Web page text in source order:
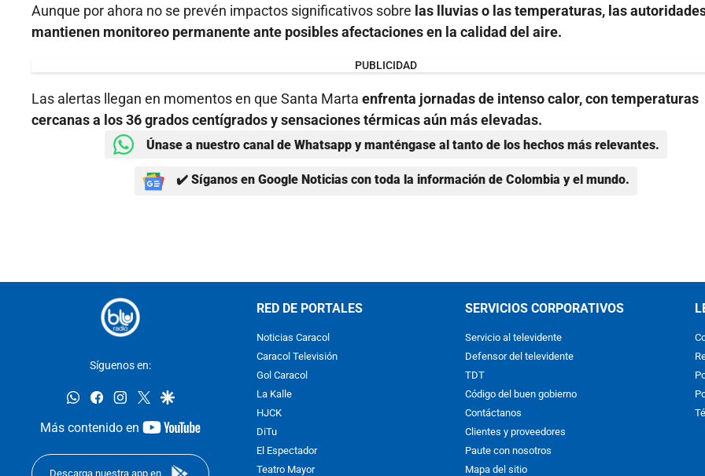
Aunque por ahora no se prevén impactos significativos sobre las lluvias o las temperaturas, las
mantienen monitoreo permanente ante posibles afectaciones en la calidad del aire.
PUBLICIDAD
Las alertas llegan en momentos en que Santa Marta enfrenta jornadas de intenso calor, con temperaturas
cercanas a los 36 grados centígrados y sensaciones térmicas aún más elevadas.
Únase a nuestro canal de Whatsapp y manténgase al tanto de los hechos más relevantes.
✔️ Síganos en Google Noticias con toda la información de Colombia y el mundo.
Síguenos en:
whatsappfacebookinstagram
twittergoogle
Más contenido en
youtube-
Descarga nuestra app en
RED DE PORTALES
Noticias Caracol
Caracol Televisión
Gol Caracol
La Kalle
HJCK
DiTu
El Espectador
Teatro Mayor
SERVICIOS CORPORATIVOS
Servicio al televidente
Defensor del televidente
TDT
Código del buen gobierno
Contáctanos
Clientes y proveedores
Paute con nosotros
Mapa del sitio